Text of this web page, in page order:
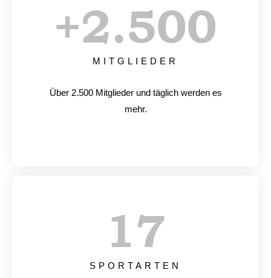
MITGLIEDER
+2.500
Über 2.500 Mitglieder und täglich werden es
mehr.
SPORTARTEN
17